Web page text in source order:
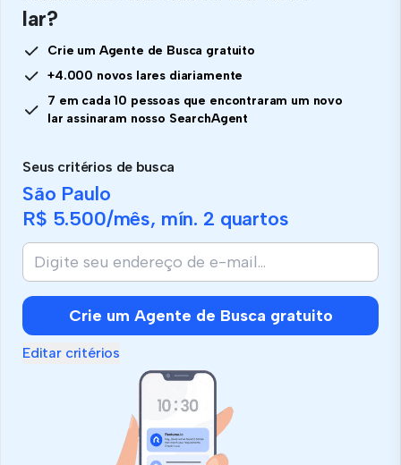
lar?
Crie um Agente de Busca gratuito
+4.000 novos lares diariamente
7 em cada 10 pessoas que encontraram um novo
lar assinaram nosso SearchAgent
Seus critérios de busca
São Paulo
R$ 5.500/mês, mín. 2 quartos
Crie um Agente de Busca gratuito
Editar critérios